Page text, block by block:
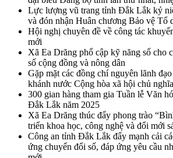
Lực lượng vũ trang tỉnh Đắk Lắk kỷ
và đón nhận Huân chương Bảo vệ Tổ
Hội nghị chuyên đề về công tác
mới
Xã Ea Drăng phổ cập kỹ năng số cho
số cộng đồng và nông dân
Gặp mặt các đồng chí nguyên lãnh
khánh nước Cộng hòa xã hội chủ
300 gian hàng tham gia Tuần lễ Văn
Đắk Lắk năm 2025
Xã Ea Drăng thúc đẩy phong trào
triển khoa học, công nghệ và đổi mới
Công an tỉnh Đắk Lắk đẩy mạnh cải
ứng chuyển đổi số, đáp ứng yêu cầu